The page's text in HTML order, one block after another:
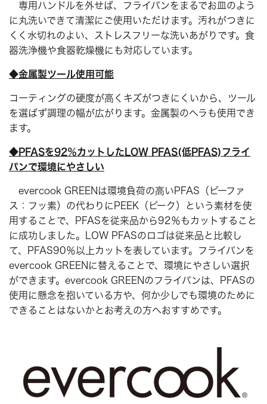
専用ハンドルを外せば、フライパンをまるでお皿のよう
に丸洗いできて清潔にご使用いただけます。汚れがつきに
くく水切れのよい、ストレスフリーな洗いあがりです。食
器洗浄機や食器乾燥機にも対応しています。
◆金属製ツール使用可能
コーティングの硬度が高くキズがつきにくいから、ツール
を選ばず調理の幅が広がります。金属製のヘラも使用でき
ます。
◆PFASを92％カットしたLOW PFAS(低PFAS)フライ
パンで環境にやさしい
evercook GREENは環境負荷の高いPFAS（ピーファ
ス：フッ素）の代わりにPEEK（ピーク）という素材を使
用することで、PFASを従来品から92％もカットすること
に成功しました。LOW PFASのロゴは従来品と比較し
て、PFAS90％以上カットを表しています。フライパンを
evercook GREENに替えることで、環境にやさしい選択
ができます。evercook GREENのフライパンは、PFASの
使用に懸念を抱いている方や、何か少しでも環境のために
できることはないかとお考えの方へおすすめです。